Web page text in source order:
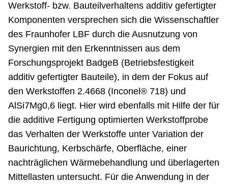
Werkstoff- bzw. Bauteilverhaltens additiv gefertigter
Komponenten versprechen sich die Wissenschaftler
des Fraunhofer LBF durch die Ausnutzung von
Synergien mit den Erkenntnissen aus dem
Forschungsprojekt BadgeB (Betriebsfestigkeit
additiv gefertigter Bauteile), in dem der Fokus auf
den Werkstoffen 2.4668 (Inconel® 718) und
AlSi7Mg0,6 liegt. Hier wird ebenfalls mit Hilfe der für
die additive Fertigung optimierten Werkstoffprobe
das Verhalten der Werkstoffe unter Variation der
Baurichtung, Kerbschärfe, Oberfläche, einer
nachträglichen Wärmebehandlung und überlagerten
Mittellasten untersucht. Für die Anwendung in der